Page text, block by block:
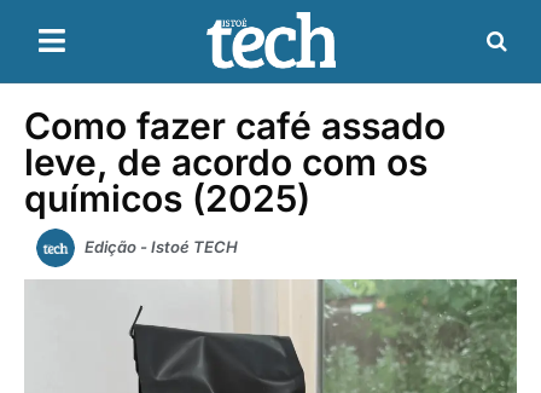
Como fazer café assado
leve, de acordo com os
químicos (2025)
Edição - Istoé TECH